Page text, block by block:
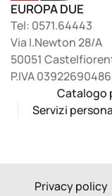
EUROPA DUE
Tel: 0571.64443
Via I.Newton 28/A
50051
P.IVA 03922690486
Catalogo
Servizi
Privacy policy